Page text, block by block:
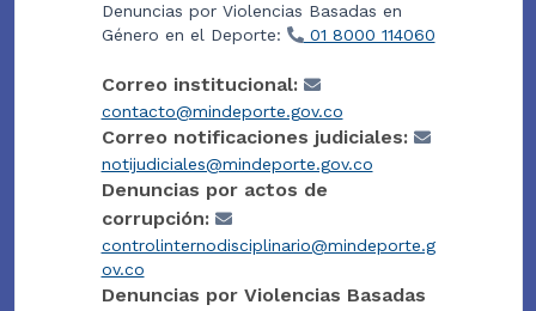
Denuncias por Violencias Basadas en
Género en el Deporte:
01 8000 114060
Correo institucional:
contacto@mindeporte.gov.co
Correo notificaciones judiciales:
notijudiciales@mindeporte.gov.co
Denuncias por actos de
corrupción:
controlinternodisciplinario@mindeporte.g
ov.co
Denuncias por Violencias Basadas